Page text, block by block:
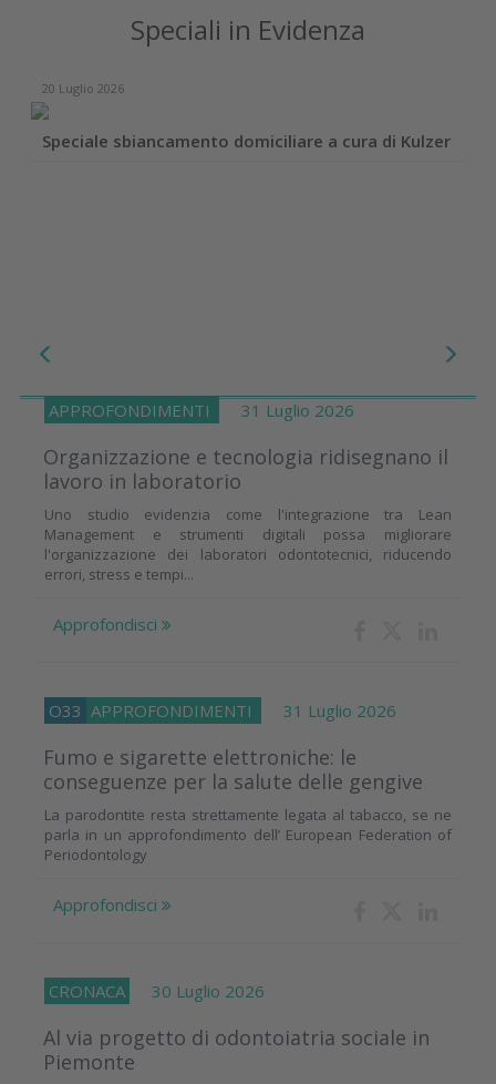
Speciali in Evidenza
20 Luglio 2026
Speciale sbiancamento domiciliare a cura di Kulzer
APPROFONDIMENTI 31 Luglio 2026
Organizzazione e tecnologia ridisegnano il
lavoro in laboratorio
Uno studio evidenzia come l'integrazione tra Lean
Management e strumenti digitali possa migliorare
l'organizzazione dei laboratori odontotecnici, riducendo
errori, stress e tempi...
Approfondisci
O33 APPROFONDIMENTI 31 Luglio 2026
Fumo e sigarette elettroniche: le
conseguenze per la salute delle gengive
La parodontite resta strettamente legata al tabacco, se ne
parla in un approfondimento dell’ European Federation of
Periodontology
Approfondisci
CRONACA 30 Luglio 2026
Al via progetto di odontoiatria sociale in
Piemonte